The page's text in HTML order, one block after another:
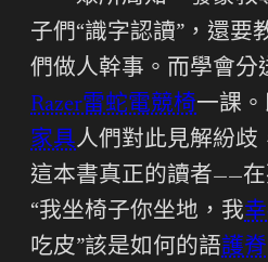
子們“識字認讀”，還要
們做人幹事。而學會分
Razer雷蛇電競椅一課
家具人們對此見解紛歧
這本書真正的讀者——在
“我坐椅子你坐地，我
吃皮”該是如何的語護